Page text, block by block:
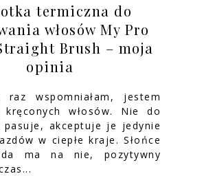
termiczna do
włosów My Pro
Brush – moja
opinia
wspomniałam, jestem
kręconych włosów. Nie do
akceptuje je jedynie
w ciepłe kraje. Słońce
ma na nie, pozytywny